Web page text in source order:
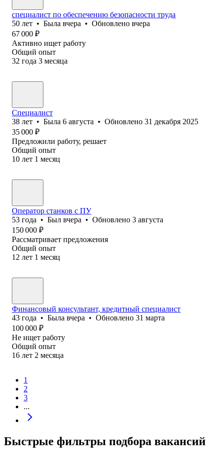
специалист по обеспечению безопасности труда
50 лет • Была вчера • Обновлено вчера
67 000 ₽
Активно ищет работу
Общий опыт
32 года 3 месяца
Специалист
38 лет • Была 6 августа • Обновлено 31 декабря 2025
35 000 ₽
Предложили работу, решает
Общий опыт
10 лет 1 месяц
Оператор станков с ПУ
53 года • Был вчера • Обновлено 3 августа
150 000 ₽
Рассматривает предложения
Общий опыт
12 лет 1 месяц
Финансовый консультант, кредитный специалист
43 года • Была вчера • Обновлено 31 марта
100 000 ₽
Не ищет работу
Общий опыт
16 лет 2 месяца
1
2
3
...
Быстрые фильтры подбора вакансий